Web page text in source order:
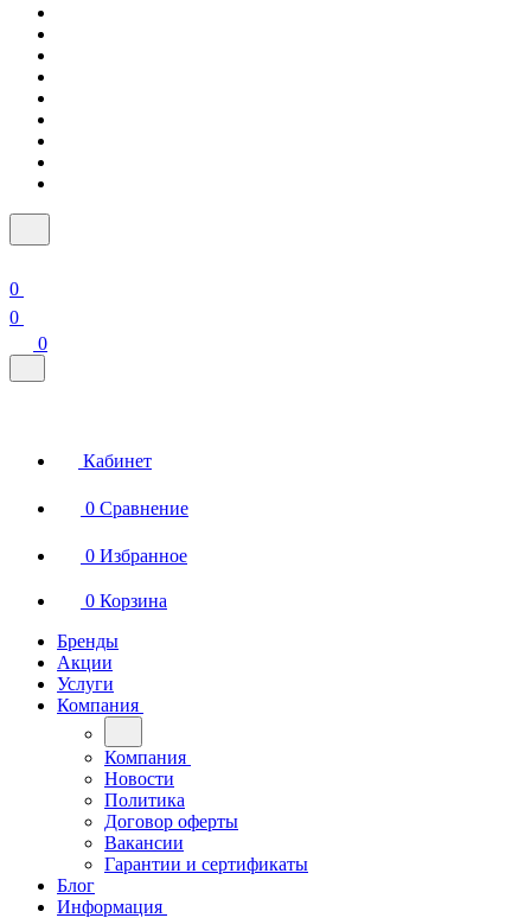
0
0
0
Кабинет
0 Сравнение
0 Избранное
0 Корзина
Бренды
Акции
Услуги
Компания
Компания
Новости
Политика
Договор оферты
Вакансии
Гарантии и сертификаты
Блог
Информация